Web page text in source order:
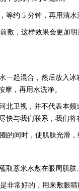
约 5 分钟，再用清水
，这样效果会更加明
起混合，然后放入冰
摩，再用水洗净。
北卫视，并不代表本
快与我们联系，我们将
同时，使肌肤光滑，
薏米水敷在眼周肌肤
常好的，用来敷眼睛